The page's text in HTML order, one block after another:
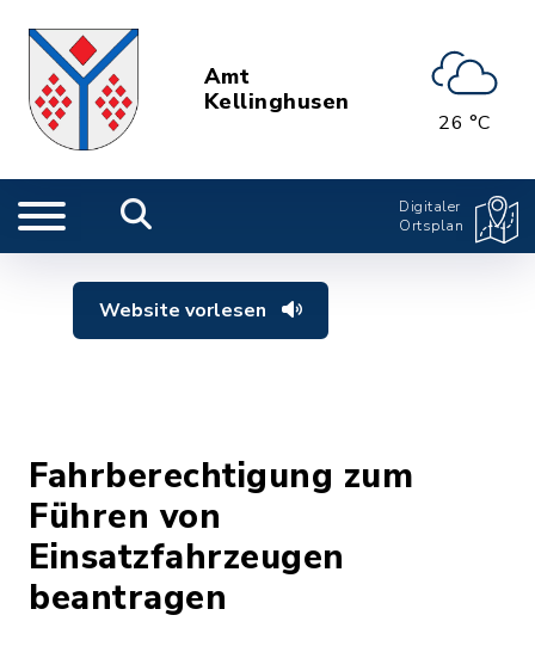
Amt
Kellinghusen
26 °C
Digitaler
Ortsplan
Website vorlesen
Fahrberechtigung zum
Führen von
Einsatzfahrzeugen
beantragen